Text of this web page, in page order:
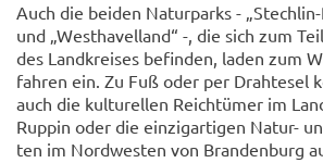
Auch die bei­den Na­tur­parks -
und „West­ha­vel­land“ -, die sich zum
des Land­krei­ses be­fin­den, laden zum
fah­ren ein. Zu Fuß oder per Draht­esel
auch die kul­tu­rel­len Reich­tü­mer im
Ruppin oder die ein­zig­ar­ti­gen Natur-​
ten im Nord­wes­ten von Bran­den­burg